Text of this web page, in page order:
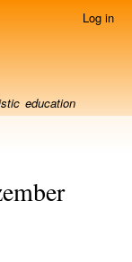
Log in
education